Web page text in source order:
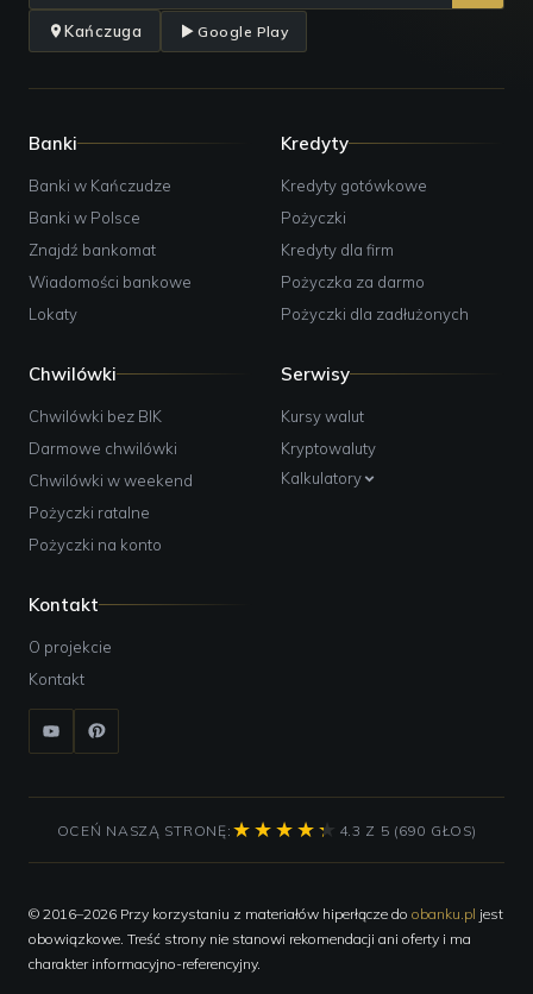
Kańczuga Google Play
Banki
Banki w Kańczudze
Banki w Polsce
Znajdź bankomat
Wiadomości bankowe
Lokaty
Kredyty
Kredyty gotówkowe
Pożyczki
Kredyty dla firm
Pożyczka za darmo
Pożyczki dla zadłużonych
Chwilówki
Chwilówki bez BIK
Darmowe chwilówki
Chwilówki w weekend
Pożyczki ratalne
Pożyczki na konto
Serwisy
Kursy walut
Kryptowaluty
Kalkulatory
Kontakt
O projekcie
Kontakt
OCEŃ NASZĄ STRONĘ: 4.3 Z 5 (690 GŁOS)
© 2016–2026 Przy korzystaniu z materiałów hiperłącze do obanku.pl jest
obowiązkowe. Treść strony nie stanowi rekomendacji ani oferty i ma
charakter informacyjno-referencyjny.